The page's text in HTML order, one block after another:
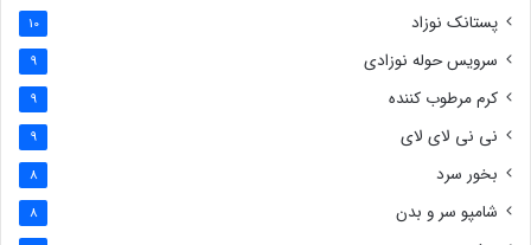
پستانک نوزاد 10
سرویس حوله نوزادی 9
کرم مرطوب کننده 9
نی نی لای لای 9
بخور سرد 8
شامپو سر و بدن 8